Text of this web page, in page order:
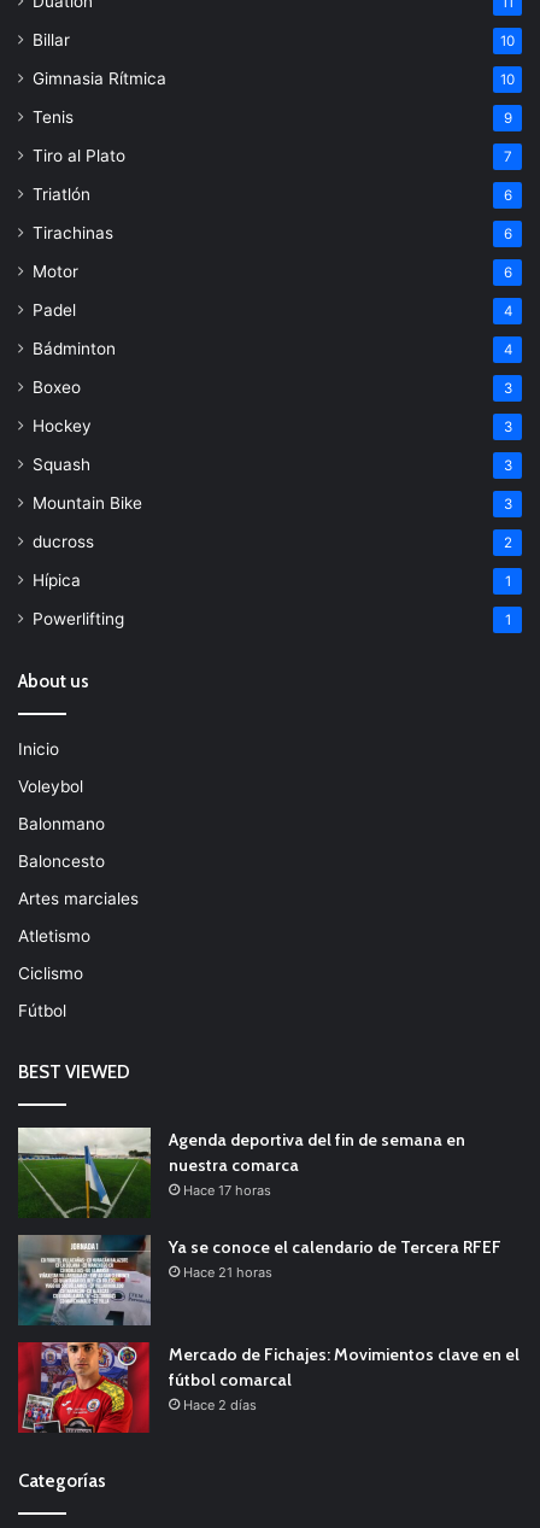
Billar 10
Gimnasia Rítmica 10
Tenis 9
Tiro al Plato 7
Triatlón 6
Tirachinas 6
Motor 6
Padel 4
Bádminton 4
Boxeo 3
Hockey 3
Squash 3
Mountain Bike 3
ducross 2
Hípica 1
Powerlifting 1
About us
Inicio
Voleybol
Balonmano
Baloncesto
Artes marciales
Atletismo
Ciclismo
Fútbol
BEST VIEWED
Agenda deportiva del fin de semana en
nuestra comarca
Hace 17 horas
Ya se conoce el calendario de Tercera RFEF
Hace 21 horas
Mercado de Fichajes: Movimientos clave en el
fútbol comarcal
Hace 2 días
Categorías